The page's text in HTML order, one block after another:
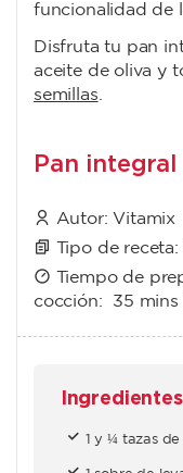
funcionalidad de
Disfruta tu pan
aceite de oliva y
semillas.
Pan integral
Autor: Vitamix
Tipo de receta:
Tiempo de
cocción: 35 mins
Ingredientes
1 y ¼ tazas